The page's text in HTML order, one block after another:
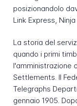
posizionandolo
Link Express,
La storia del
quando i primi
l'amministrazione
Settlements. Il
Telegraphs
gennaio 1905.